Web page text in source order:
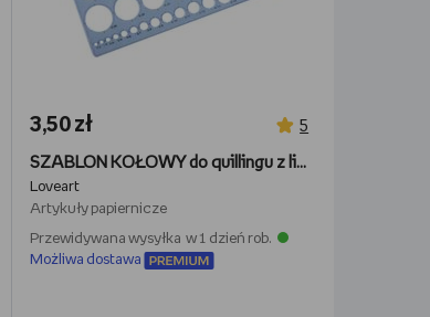
3,50 zł 5
SZABLON KOŁOWY do quillingu z linijką - Loveart
Loveart
Artykuły papiernicze
Przewidywana wysyłka w 1 dzień rob.
Możliwa dostawa